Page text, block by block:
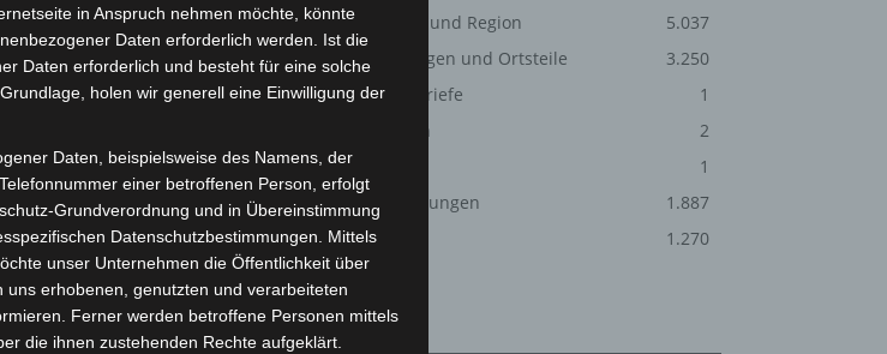
Auf die Frage eines
Einsatz gab, den er nie
mehrere persönliche
Barack Obama in
auf dem Gelände
rund um das
und anderen
Hunderte Beteiligte. Allein
auf alle Bedrohungsszenarien
Hannover und Region
5.037
Langenhagen und Ortsteile
3.250
Leserbriefe
1
Menschen
2
Über uns
1
Veranstaltungen
1.887
Welt
1.270
in Anspruch nehmen möchte, könnte
Daten erforderlich werden. Ist die
Daten erforderlich und besteht für eine solche
holen wir generell eine Einwilligung der
Daten, beispielsweise des Namens, der
einer betroffenen Person, erfolgt
Grundverordnung und in Übereinstimmung
Datenschutzbestimmungen. Mittels
unser Unternehmen die Öffentlichkeit über
erhobenen, genutzten und verarbeiteten
Ferner werden betroffene Personen mittels
die ihnen zustehenden Rechte aufgeklärt.